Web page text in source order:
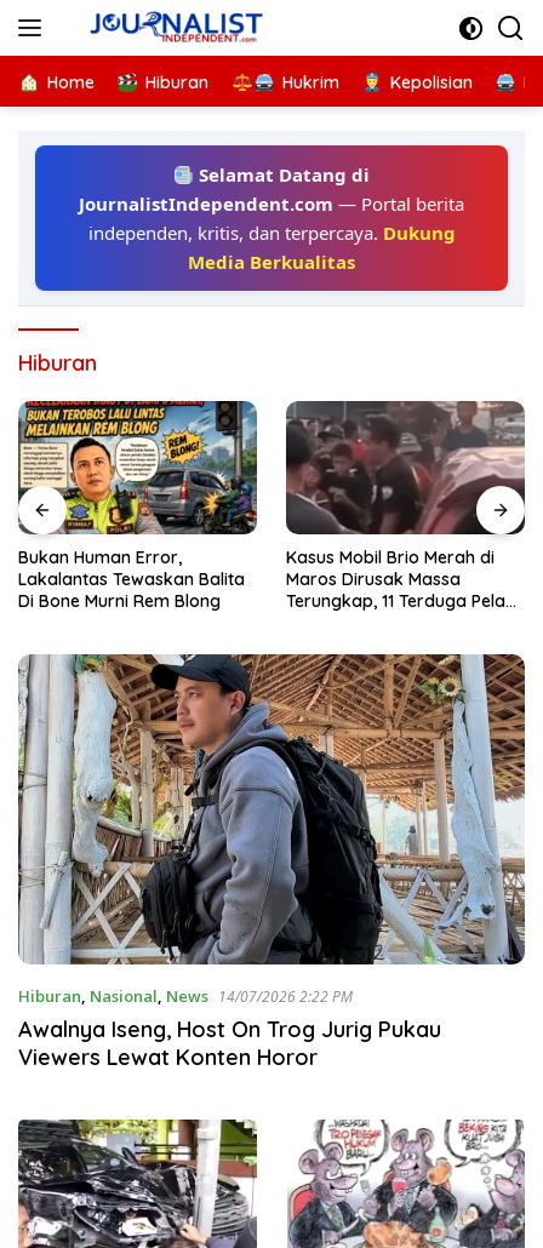
Home Hiburan Hukrim Kepolisian
Selamat Datang di
JournalistIndependent.com — Portal berita
independen, kritis, dan terpercaya. Dukung
Media Berkualitas
Hiburan
Bukan Human Error,
Lakalantas Tewaskan Balita
Di Bone Murni Rem Blong
Kasus Mobil Brio Merah di
Maros Dirusak Massa
Terungkap, 11 Terduga Pelaku
Hiburan, Nasional, News 14/07/2026 2:22 PM
Awalnya Iseng, Host On Trog Jurig Pukau
Viewers Lewat Konten Horor